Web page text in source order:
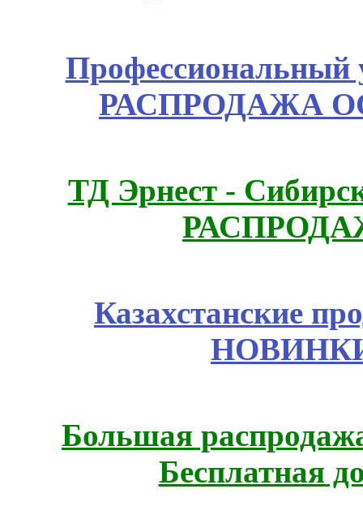
Профессиональный
РАСПРОДАЖА
ТД Эрнест -
Казахстанские
Большая
Бесплатная